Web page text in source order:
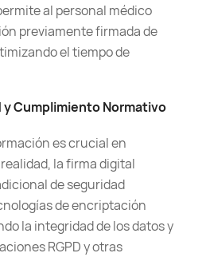
al personal médico
previamente firmada de
el tiempo de
y Cumplimiento Normativo
es crucial en
la firma digital
de seguridad
de encriptación
la integridad de los datos y
RGPD y otras